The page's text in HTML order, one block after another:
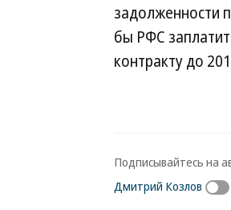
задолженности
бы РФС
контракту до
Подписывайтесь на
Дмитрий Козлов